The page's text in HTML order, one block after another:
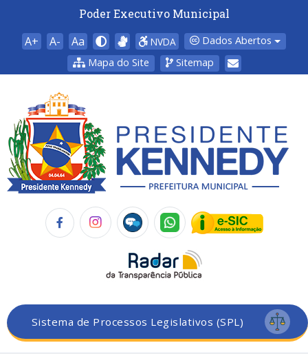
Poder Executivo Municipal
A+ A- Aa NVDA
Dados Abertos
Mapa do Site
Sitemap
Sistema de Processos Legislativos (SPL)